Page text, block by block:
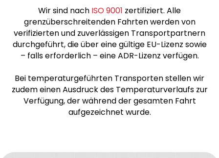
Wir sind nach ISO 9001 zertifiziert. Alle
grenzüberschreitenden Fahrten werden von
verifizierten und zuverlässigen Transportpartnern
durchgeführt, die über eine gültige EU-Lizenz sowie
– falls erforderlich – eine ADR-Lizenz verfügen.
Bei temperaturgeführten Transporten stellen wir
zudem einen Ausdruck des Temperaturverlaufs zur
Verfügung, der während der gesamten Fahrt
aufgezeichnet wurde.